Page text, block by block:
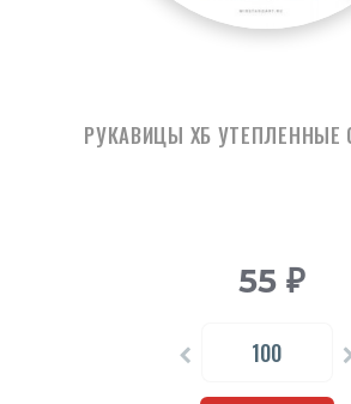
РУКАВИЦЫ ХБ УТЕПЛЕННЫЕ
55 ₽